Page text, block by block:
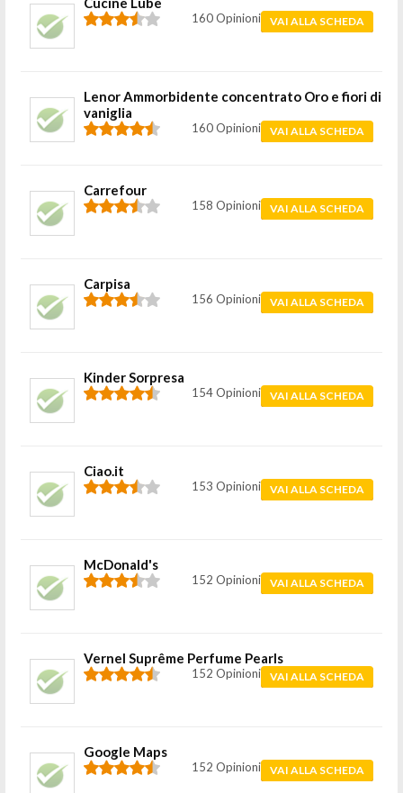
160 Opinioni VAI ALLA SCHEDA
Lenor Ammorbidente concentrato Oro e fiori di
vaniglia
160 Opinioni VAI ALLA SCHEDA
Carrefour
158 Opinioni VAI ALLA SCHEDA
Carpisa
156 Opinioni VAI ALLA SCHEDA
Kinder Sorpresa
154 Opinioni VAI ALLA SCHEDA
Ciao.it
153 Opinioni VAI ALLA SCHEDA
McDonald's
152 Opinioni VAI ALLA SCHEDA
Vernel Suprême Perfume Pearls
152 Opinioni VAI ALLA SCHEDA
Google Maps
152 Opinioni VAI ALLA SCHEDA